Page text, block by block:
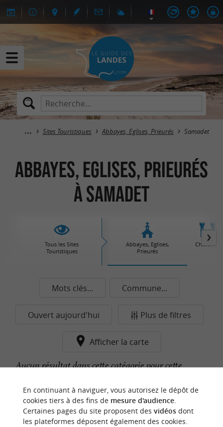
Sites Touristiques Abbayes, Eglises, Prieurés Samadet
Abbayes, Eglises, Prieurés
à Samadet
Tous les Sites
Touristiques
Abbayes, Eglises,
Prieurés
Châteaux
Mots clés... Commune...
Ouvert aujourd'hui Plus de filtres
Afficher la carte
Aucun résultat dans cette catégorie pour cette
En continuant à naviguer, vous autorisez le dépôt de
cookies tiers à des fins de mesure d'audience.
Certaines pages du site proposent des vidéosdont
les plateformes déposent également des cookies.